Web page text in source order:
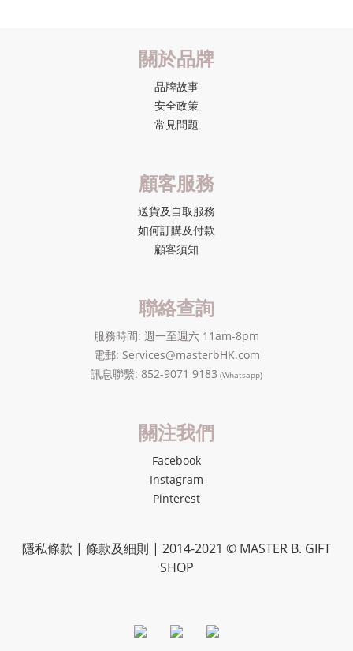
關於品牌
品牌故事
安全政策
常見問題
顧客服務
送貨及自取服務
如何訂購及付款
顧客須知
聯絡查詢
服務時間: 週一至週六 11am-8pm
電郵: Services@masterbHK.com
訊息聯繫: 852-9071 9183 (Whatsapp)
關注我們
Facebook
Instagram
Pinterest
隱私條款 | 條款及細則 | 2014-2021 © MASTER B. GIFT
SHOP